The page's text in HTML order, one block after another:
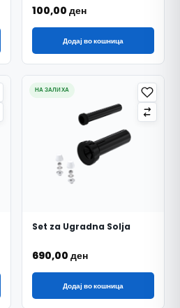
100,00 ден
Додај во кошница
НА ЗАЛИХА
Set za Ugradna Solja
690,00 ден
Додај во кошница